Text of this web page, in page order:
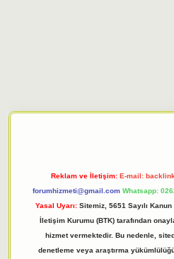
Reklam ve İletişim: E-mail:
forumhizmeti@gmail.com Whatsapp:
Yasal Uyarı: Sitemiz, 5651 Sayılı
İletişim Kurumu (BTK) tarafından
hizmet vermektedir. Bu nedenle,
denetleme veya araştırma